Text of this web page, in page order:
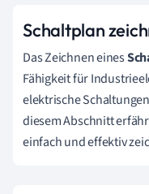
Schaltplan
Das Zeichnen eines
Fähigkeit für
elektrische
diesem Abschnitt
einfach und effektiv